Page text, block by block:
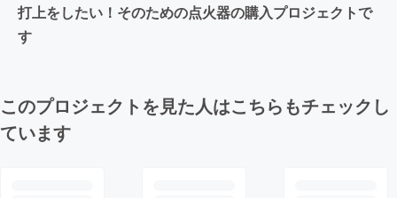
打上をしたい！そのための点火器の購入プロジェクトで
す
このプロジェクトを見た人はこちらもチェックし
ています